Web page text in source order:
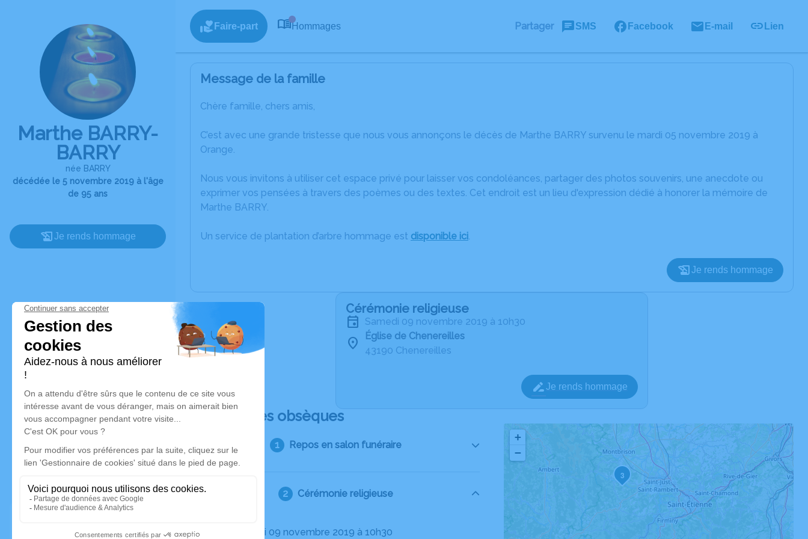
Marthe BARRY-
BARRY
née BARRY
décédée le 5 novembre 2019 à l'âge
de 95 ans
Je rends hommage
Faire-part Hommages Partager SMS Facebook E-mail Lien
Message de la famille
Chère famille, chers amis,
C’est avec une grande tristesse que nous vous annonçons le décès de Marthe BARRY survenu le mardi 05 novembre 2019 à
Orange.
Nous vous invitons à utiliser cet espace privé pour laisser vos condoléances, partager des photos souvenirs, une anecdote ou
exprimer vos pensées à travers des poèmes ou des textes. Cet endroit est un lieu d'expression dédié à honorer la mémoire de
Marthe BARRY.
Un service de plantation d’arbre hommage est disponible ici.
Je rends hommage
Cérémonie religieuse
samedi 09 novembre 2019 à 10h30
Église de Chenereilles
43190 Chenereilles
Je rends hommage
Déroulé des obsèques
Repos en salon funéraire
Cérémonie religieuse
Le samedi 09 novembre 2019 à 10h30
3
+
−